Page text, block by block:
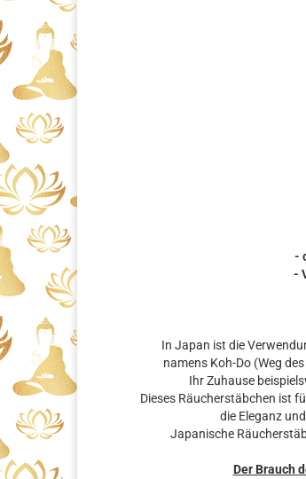
-
-
In Japan ist die
namens Koh-Do (Weg
Ihr Zuhause
Dieses Räucherstäbchen ist
die Eleganz
Japanische
Der Brauch